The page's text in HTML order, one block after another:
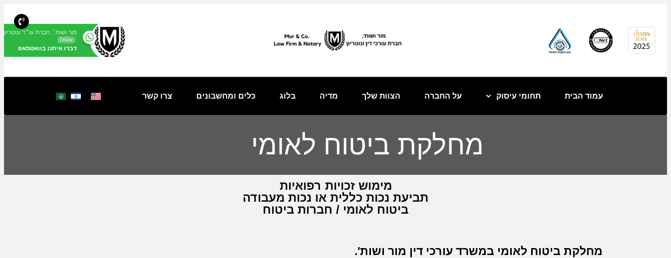
מור ושות׳, חברת עו״ד ונוטריון
Online
דברו איתנו בוואטסאפ
עמוד הבית תחומי עיסוק על החברה הצוות שלך מדיה בלוג כלים ומחשבונים צרו קשר
מחלקת ביטוח לאומי
מימוש זכויות רפואיות
תביעת נכות כללית או נכות מעבודה
ביטוח לאומי / חברות ביטוח
מחלקת ביטוח לאומי במשרד עורכי דין מור ושות'.